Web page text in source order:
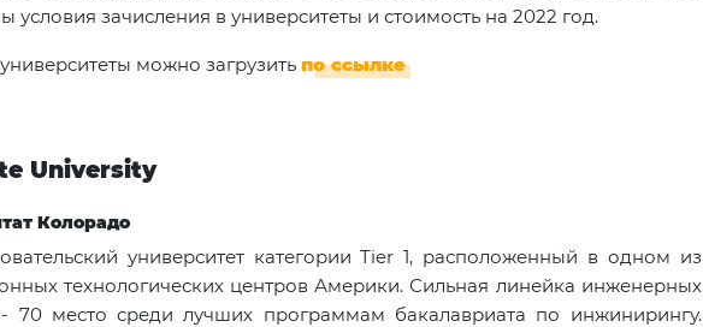
условия зачисления в университеты и стоимость на 2022 год.
можно загрузить по ссылке
University
Колорадо
университет категории Tier 1, расположенный в одном из
технологических центров Америки. Сильная линейка инженерных
- 70 место среди лучших программам бакалавриата по инжинирингу.